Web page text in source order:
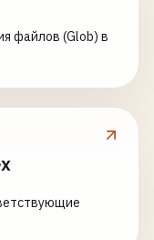
файлов (Glob) в